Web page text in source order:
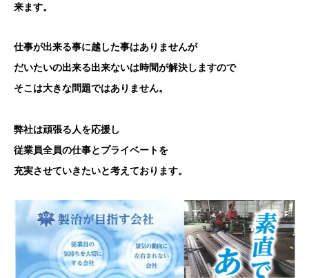
来ます。
仕事が出来る事に越した事はありませんが
だいたいの出来る出来ないは時間が解決しますので
そこは大きな問題ではありません。
弊社は頑張る人を応援し
従業員全員の仕事とプライベートを
充実させていきたいと考えております。